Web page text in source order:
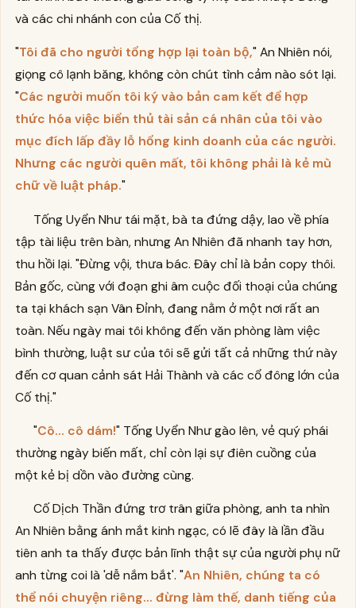
và các chi nhánh con của Cố thị.
"Tôi đã cho người tổng hợp lại toàn bộ," An Nhiên nói,
giọng cô lạnh băng, không còn chút tình cảm nào sót lại.
"Các người muốn tôi ký vào bản cam kết để hợp
thức hóa việc biển thủ tài sản cá nhân của tôi vào
mục đích lấp đầy lỗ hổng kinh doanh của các người.
Nhưng các người quên mất, tôi không phải là kẻ mù
chữ về luật pháp."
Tống Uyển Như tái mặt, bà ta đứng dậy, lao về phía
tập tài liệu trên bàn, nhưng An Nhiên đã nhanh tay hơn,
thu hồi lại. "Đừng vội, thưa bác. Đây chỉ là bản copy thôi.
Bản gốc, cùng với đoạn ghi âm cuộc đối thoại của chúng
ta tại khách sạn Vân Đỉnh, đang nằm ở một nơi rất an
toàn. Nếu ngày mai tôi không đến văn phòng làm việc
bình thường, luật sư của tôi sẽ gửi tất cả những thứ này
đến cơ quan cảnh sát Hải Thành và các cổ đông lớn của
Cố thị."
"Cô... cô dám!" Tống Uyển Như gào lên, vẻ quý phái
thường ngày biến mất, chỉ còn lại sự điên cuồng của
một kẻ bị dồn vào đường cùng.
Cố Dịch Thần đứng trơ trân giữa phòng, anh ta nhìn
An Nhiên bằng ánh mắt kinh ngạc, có lẽ đây là lần đầu
tiên anh ta thấy được bản lĩnh thật sự của người phụ nữ
anh từng coi là 'dễ nắm bắt'. "An Nhiên, chúng ta có
thể nói chuyện riêng... đừng làm thế, danh tiếng của